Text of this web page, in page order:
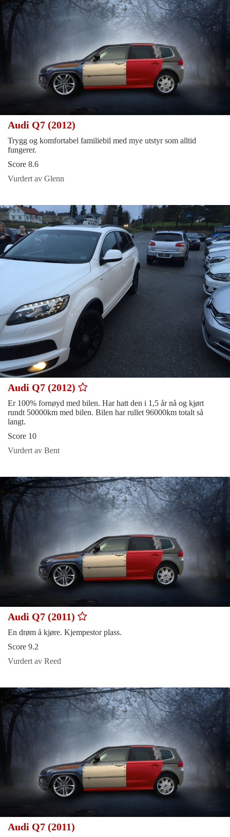
Audi Q7 (2012)
Trygg og komfortabel familiebil med mye utstyr som alltid
fungerer.
Score 8.6
Vurdert av Glenn
Audi Q7 (2012)
Er 100% fornøyd med bilen. Har hatt den i 1,5 år nå og kjørt
rundt 50000km med bilen. Bilen har rullet 96000km totalt så
langt.
Score 10
Vurdert av Bent
Audi Q7 (2011)
En drøm å kjøre. Kjempestor plass.
Score 9.2
Vurdert av Reed
Audi Q7 (2011)